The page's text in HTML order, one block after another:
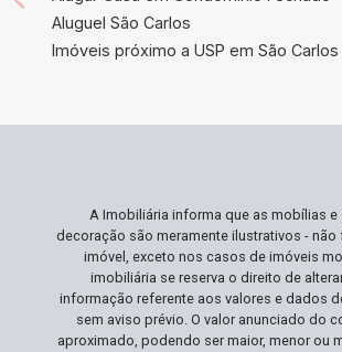
que harmonize acesso fácil às
urbanas com a tranquilidade de um
Se você aprecia ter espaços amplos,
Oportunidade Propriedades como esta,
combinando espaço generoso,
estratégica e preço atrativo, são
no mercado. Esta é sua chance de
uma casa, mas um investimento
Aluguel São Carlos
Imóveis próximo a USP em São Carlos
A Imobiliária informa que as mobílias e
decoração são meramente ilustrativos - não
imóvel, exceto nos casos de imóveis
imobiliária se reserva o direito de
informação referente aos valores e dados
sem aviso prévio. O valor anunciado do
aproximado, podendo ser maior, menor ou